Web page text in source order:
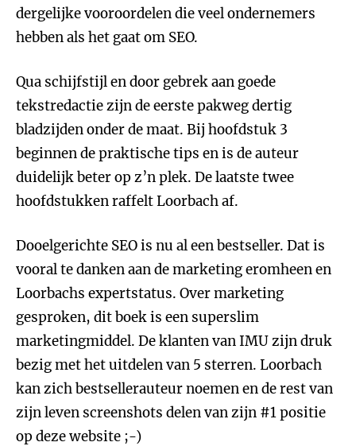
dergelijke vooroordelen die veel ondernemers
hebben als het gaat om SEO.
Qua schijfstijl en door gebrek aan goede
tekstredactie zijn de eerste pakweg dertig
bladzijden onder de maat. Bij hoofdstuk 3
beginnen de praktische tips en is de auteur
duidelijk beter op z’n plek. De laatste twee
hoofdstukken raffelt Loorbach af.
Dooelgerichte SEO is nu al een bestseller. Dat is
vooral te danken aan de marketing eromheen en
Loorbachs expertstatus. Over marketing
gesproken, dit boek is een superslim
marketingmiddel. De klanten van IMU zijn druk
bezig met het uitdelen van 5 sterren. Loorbach
kan zich bestsellerauteur noemen en de rest van
zijn leven screenshots delen van zijn #1 positie
op deze website ;-)